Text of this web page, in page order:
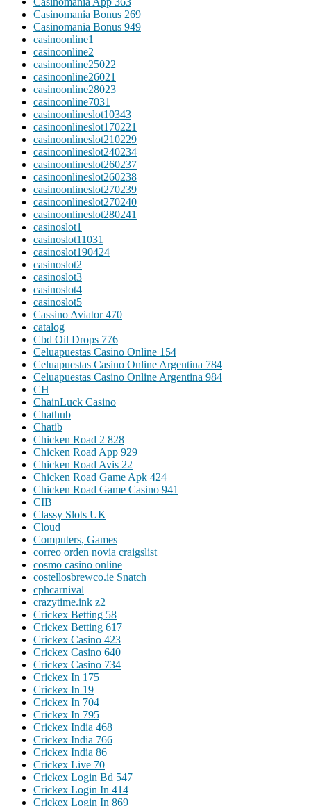
Casinomania Bonus 269
Casinomania Bonus 949
casinoonline1
casinoonline2
casinoonline25022
casinoonline26021
casinoonline28023
casinoonline7031
casinoonlineslot10343
casinoonlineslot170221
casinoonlineslot210229
casinoonlineslot240234
casinoonlineslot260237
casinoonlineslot260238
casinoonlineslot270239
casinoonlineslot270240
casinoonlineslot280241
casinoslot1
casinoslot11031
casinoslot190424
casinoslot2
casinoslot3
casinoslot4
casinoslot5
Cassino Aviator 470
catalog
Cbd Oil Drops 776
Celuapuestas Casino Online 154
Celuapuestas Casino Online Argentina 784
Celuapuestas Casino Online Argentina 984
CH
ChainLuck Casino
Chathub
Chatib
Chicken Road 2 828
Chicken Road App 929
Chicken Road Avis 22
Chicken Road Game Apk 424
Chicken Road Game Casino 941
CIB
Classy Slots UK
Cloud
Computers, Games
correo orden novia craigslist
cosmo casino online
costellosbrewco.ie Snatch
cphcarnival
crazytime.ink z2
Crickex Betting 58
Crickex Betting 617
Crickex Casino 423
Crickex Casino 640
Crickex Casino 734
Crickex In 175
Crickex In 19
Crickex In 704
Crickex In 795
Crickex India 468
Crickex India 766
Crickex India 86
Crickex Live 70
Crickex Login Bd 547
Crickex Login In 414
Crickex Login In 869